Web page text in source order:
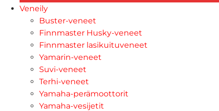
Veneily
Buster-veneet
Finnmaster Husky-veneet
Finnmaster lasikuituveneet
Yamarin-veneet
Suvi-veneet
Terhi-veneet
Yamaha-perämoottorit
Yamaha-vesijetit